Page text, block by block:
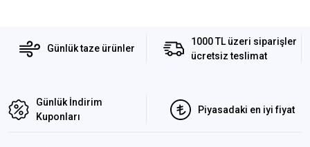
Günlük taze ürünler
1000 TL üzeri siparişler
ücretsiz teslimat
Günlük İndirim
Kuponları
Piyasadaki en iyi fiyat